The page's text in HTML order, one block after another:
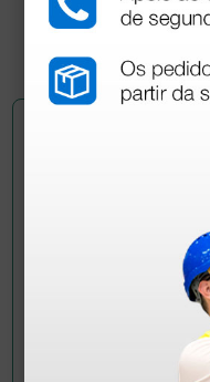
(Preço sem IVA)
Pergunte a um colega
Ainda tem
esclarecimentos?